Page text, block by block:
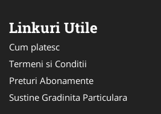
Linkuri Utile
Cum platesc
Termeni si Conditii
Preturi Abonamente
Sustine Gradinita Particulara